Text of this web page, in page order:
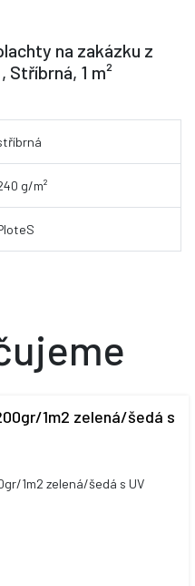
na zakázku z
1 m²
g/m²
1m2 zelená/šedá s